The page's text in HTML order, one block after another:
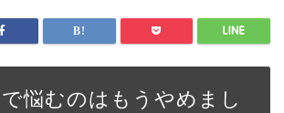
悩むのはもうやめまし